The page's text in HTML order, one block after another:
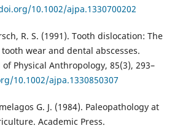
10.1002/ajpa.1330700202
R. S. (1991). Tooth dislocation: The
wear and dental abscesses.
Physical Anthropology, 85(3), 293–
10.1002/ajpa.1330850307
G. J. (1984). Paleopathology at
Academic Press.